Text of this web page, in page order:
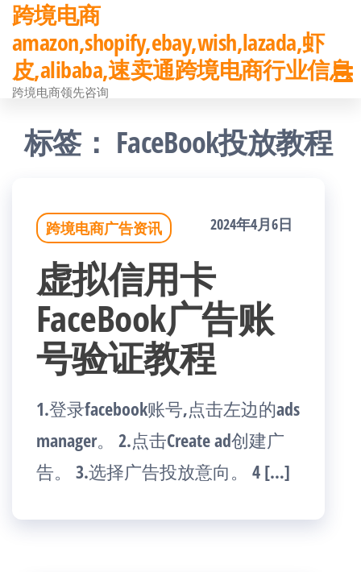
前
往
内
跨境电商
amazon,shopify,ebay,wish,lazada,虾
皮,alibaba,速卖通跨境电商行业信息
跨境电商领先咨询
标签： FaceBook投放教程
跨境电商广告资讯 2024年4月6日
虚拟信用卡
FaceBook广告账
号验证教程
1.登录facebook账号,点击左边的ads
manager。 2.点击Create ad创建广
告。 3.选择广告投放意向。 4 […]